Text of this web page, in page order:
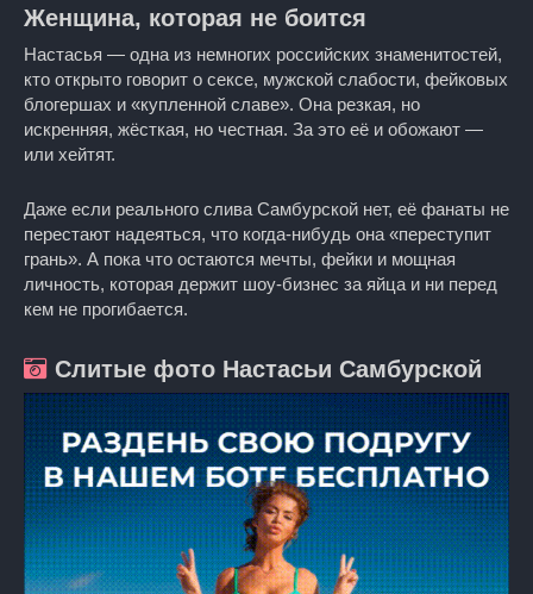
Женщина, которая не боится
Настасья — одна из немногих российских знаменитостей,
кто открыто говорит о сексе, мужской слабости, фейковых
блогершах и «купленной славе». Она резкая, но
искренняя, жёсткая, но честная. За это её и обожают —
или хейтят.
Даже если реального слива Самбурской нет, её фанаты не
перестают надеяться, что когда-нибудь она «переступит
грань». А пока что остаются мечты, фейки и мощная
личность, которая держит шоу-бизнес за яйца и ни перед
кем не прогибается.
Слитые фото Настасьи Самбурской